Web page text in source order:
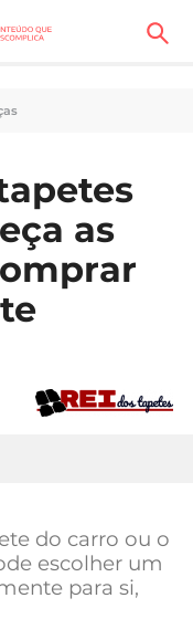
as
do carro ou o
escolher um
para si,